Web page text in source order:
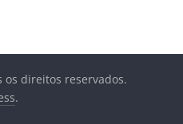
os direitos reservados.
.